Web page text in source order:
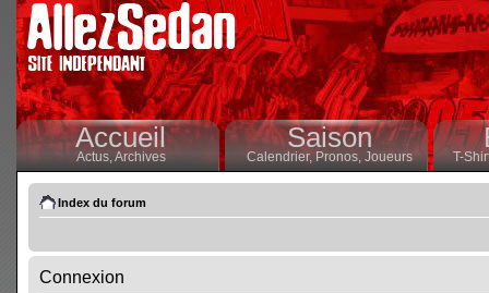
Accueil
Actus,Archives
Saison
Calendrier,Pronos, Joueurs T-
Index du forum
Connexion